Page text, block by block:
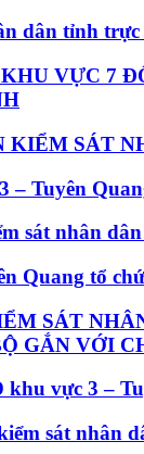
dân tỉnh
VỰC 7
KIỂM SÁT
– Tuyên
sát nhân
Quang tổ
SÁT
GẮN VỚI
khu vực 3 –
sát nhân